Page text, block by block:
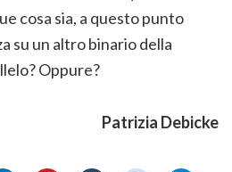
cosa sia, a questo punto
su un altro binario della
Oppure?
Patrizia Debicke